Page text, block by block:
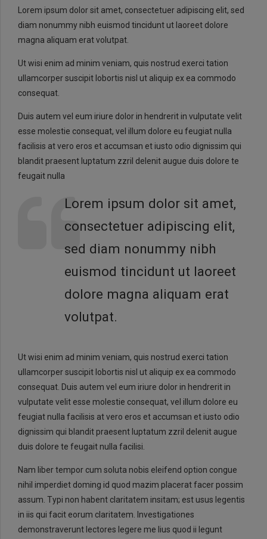
Lorem ipsum dolor sit amet, consectetuer adipiscing elit, sed
diam nonummy nibh euismod tincidunt ut laoreet dolore
magna aliquam erat volutpat.
Ut wisi enim ad minim veniam, quis nostrud exerci tation
ullamcorper suscipit lobortis nisl ut aliquip ex ea commodo
consequat.
Duis autem vel eum iriure dolor in hendrerit in vulputate velit
esse molestie consequat, vel illum dolore eu feugiat nulla
facilisis at vero eros et accumsan et iusto odio dignissim qui
blandit praesent luptatum zzril delenit augue duis dolore te
feugait nulla
Lorem ipsum dolor sit amet,
consectetuer adipiscing elit,
sed diam nonummy nibh
euismod tincidunt ut laoreet
dolore magna aliquam erat
volutpat.
Ut wisi enim ad minim veniam, quis nostrud exerci tation
ullamcorper suscipit lobortis nisl ut aliquip ex ea commodo
consequat. Duis autem vel eum iriure dolor in hendrerit in
vulputate velit esse molestie consequat, vel illum dolore eu
feugiat nulla facilisis at vero eros et accumsan et iusto odio
dignissim qui blandit praesent luptatum zzril delenit augue
duis dolore te feugait nulla facilisi.
Nam liber tempor cum soluta nobis eleifend option congue
nihil imperdiet doming id quod mazim placerat facer possim
assum. Typi non habent claritatem insitam; est usus legentis
in iis qui facit eorum claritatem. Investigationes
demonstraverunt lectores legere me lius quod ii legunt